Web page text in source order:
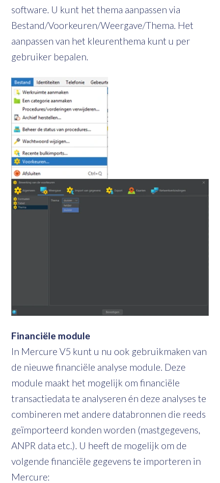
software. U kunt het thema aanpassen via
Bestand/Voorkeuren/Weergave/Thema. Het
aanpassen van het kleurenthema kunt u per
gebruiker bepalen.
Financiële module
In Mercure V5 kunt u nu ook gebruikmaken van
de nieuwe financiële analyse module. Deze
module maakt het mogelijk om financiële
transactiedata te analyseren én deze analyses te
combineren met andere databronnen die reeds
geïmporteerd konden worden (mastgegevens,
ANPR data etc.). U heeft de mogelijk om de
volgende financiële gegevens te importeren in
Mercure: